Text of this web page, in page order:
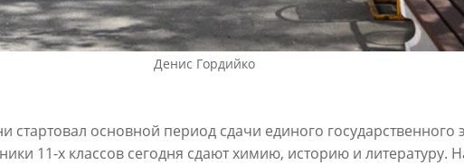
Денис Гордийко
стартовал основной период сдачи единого государственного
11-х классов сегодня сдают химию, историю и литературу.